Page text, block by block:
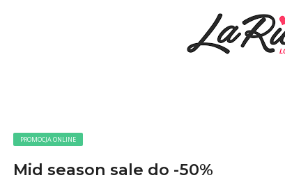
PROMOCJA ONLINE
Mid season sale do -50%